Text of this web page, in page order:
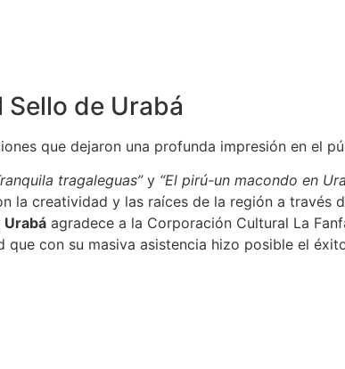
de Urabá
que dejaron una profunda impresión en el
tragaleguas”y “El pirú-un macondo en
la creatividad y las raíces de la región a través
Urabá agradece a la Corporación Cultural La
con su masiva asistencia hizo posible el